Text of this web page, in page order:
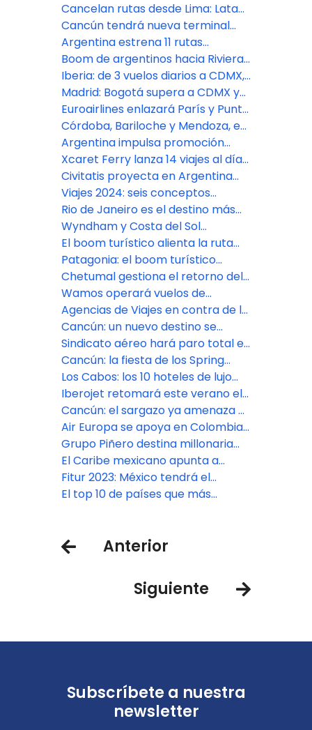
Cancelan rutas desde Lima: Latam
a Tucumán y Sky a Cancún
Cancún tendrá nueva terminal
aérea
Argentina estrena 11 rutas
internacionales en 2026
Boom de argentinos hacia Riviera
Maya y Punta Cana por el dólar
Iberia: de 3 vuelos diarios a CDMX,
40 pasajeros van a Cancún
Madrid: Bogotá supera a CDMX y
Buenos Aires en cifra de pasajeros
Euroairlines enlazará París y Punta
Cana con nuevo vuelo charter
Córdoba, Bariloche y Mendoza, en
el ‘top’ 5 de tráfico aéreo
argentino
Argentina impulsa promoción
turística vanguardista en sector
gamer
Xcaret Ferry lanza 14 viajes al día
de Playa del Carmen a Cozumel
Civitatis proyecta en Argentina
gran movimiento turístico por
carnaval
Viajes 2024: seis conceptos
nuevos que serán tendencia
Rio de Janeiro es el destino más
elegido de los argentinos en el
exterior
Wyndham y Costa del Sol
desembarcan en el aeropuerto
de Lima
El boom turístico alienta la ruta
Montevideo-Bariloche
Patagonia: el boom turístico
alienta la ruta Montevideo-
Bariloche
Chetumal gestiona el retorno del
vuelo de American a Miami
Wamos operará vuelos de
Avianca desde Madrid y Bogotá
Agencias de Viajes en contra de la
implementación del NDC
Cancún: un nuevo destino se
diferencia como “libre de sargazo»
Sindicato aéreo hará paro total en
el inicio de Semana Santa
Cancún: la fiesta de los Spring
breakers casi llega a Semana
Santa
Los Cabos: los 10 hoteles de lujo
que ultiman su estreno
Iberojet retomará este verano el
vuelo directo Madrid-Los Cabos
Cancún: el sargazo ya amenaza a
siete playas con el primer recale
Air Europa se apoya en Colombia
e Iberia en México como bases
latinas
Grupo Piñero destina millonaria
inversión en el Caribe para 2023
El Caribe mexicano apunta a
recuperar al turista europeo
Fitur 2023: México tendrá el
pabellón más grande de América
El top 10 de países que más
Anterior
Siguiente
Subscríbete a nuestra
newsletter